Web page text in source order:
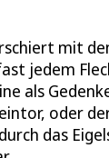
mit
jedem
als
oder
das